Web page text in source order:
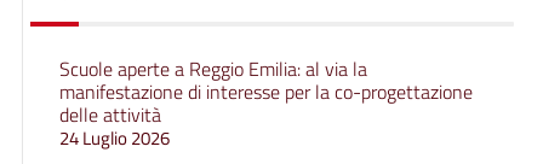
Scuole aperte a Reggio Emilia: al via la
manifestazione di interesse per la co-progettazione
delle attività
24 Luglio 2026